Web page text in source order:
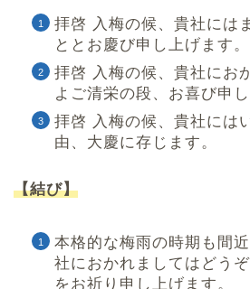
拝啓 入梅の候、貴社には
ととお慶び申し上げます。
拝啓 入梅の候、貴社にお
よご清栄の段、お喜び申し
拝啓 入梅の候、貴社には
由、大慶に存じます。
【結び】
本格的な梅雨の時期も間
社におかれましてはどう
をお祈り申し上げます。